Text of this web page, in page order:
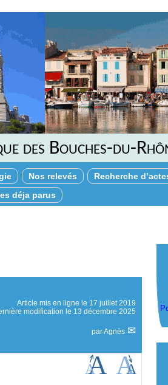
des Bouches-du-
Nos relevés Recherche
déja parus
Article mis en ligne le 17 juillet 2019
modification le 13 décembre 2025
parAgnès